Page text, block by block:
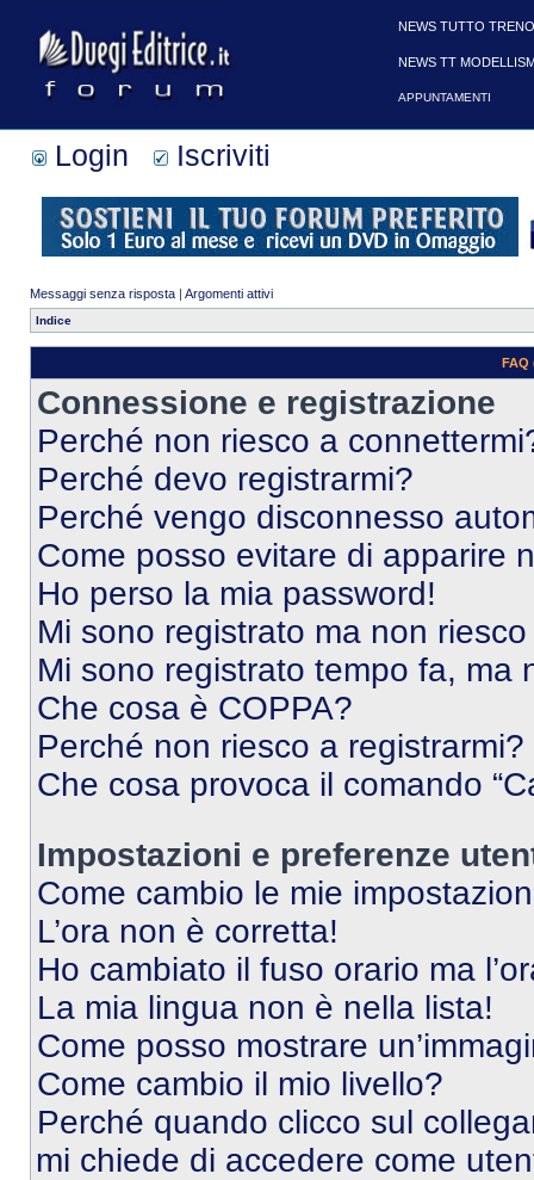
Login Iscriviti
Messaggi senza risposta | Argomenti attivi
Indice
FAQ
Connessione e registrazione
Perché non riesco a
Perché devo registrarmi?
Perché vengo disconnesso
Come posso evitare di apparire
Ho perso la mia password!
Mi sono registrato ma non
Mi sono registrato tempo fa, ma
Che cosa è COPPA?
Perché non riesco a registrarmi?
Che cosa provoca il comando
Impostazioni e preferenze
Come cambio le mie
L’ora non è corretta!
Ho cambiato il fuso orario ma
La mia lingua non è nella lista!
Come posso mostrare
Come cambio il mio livello?
Perché quando clicco sul
mi chiede di accedere come
NEWS TUTTO
NEWS TT
APPUNTAMENTI